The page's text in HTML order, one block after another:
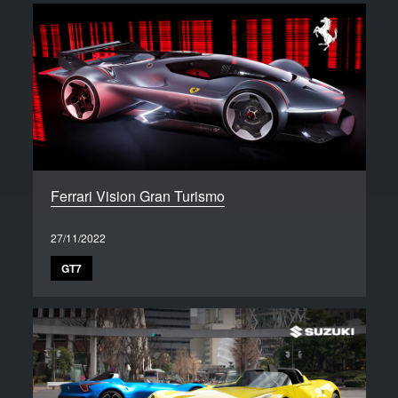
Ferrari Vision Gran Turismo
27/11/2022
GT7